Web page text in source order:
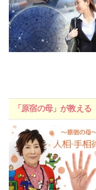
「原宿の母」が教え